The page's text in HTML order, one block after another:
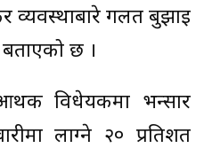
व्यवस्थाबारे गलत बुझाइ
छ ।
विधेयकमा भन्सार
लाग्ने २० प्रतिशत